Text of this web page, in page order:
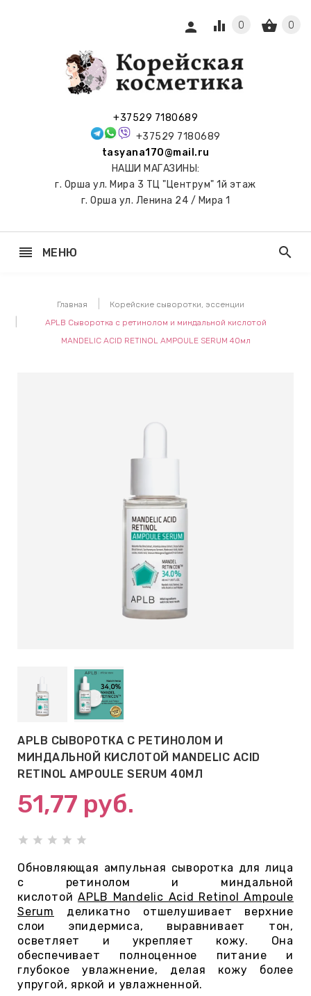
+37529 7180689
+37529 7180689
tasyana170@mail.ru
НАШИ МАГАЗИНЫ:
г. Орша ул. Мира 3 ТЦ "Центрум" 1й этаж
г. Орша ул. Ленина 24 / Мира 1
person shopping_basket 0
equalizer 0
reorder МЕНЮ
ТОНЕРЫ,
keyboard_arrow_right
ПАТЧИ
search
Главная
Корейские сыворотки, эссенции
APLB Сыворотка с ретинолом и миндальной кислотой
MANDELIC ACID RETINOL AMPOULE SERUM 40мл
APLB СЫВОРОТКА С РЕТИНОЛОМ И
МИНДАЛЬНОЙ КИСЛОТОЙ MANDELIC ACID
RETINOL AMPOULE SERUM 40МЛ
51,77 руб.
Обновляющая ампульная сыворотка для лица
с ретинолом и миндальной
кислотой APLB Mandelic Acid Retinol Ampoule
Serum
деликатно отшелушивает верхние
слои эпидермиса, выравнивает тон,
осветляет и укрепляет кожу. Она
обеспечивает полноценное питание и
глубокое увлажнение, делая кожу более
упругой, яркой и увлажненной.